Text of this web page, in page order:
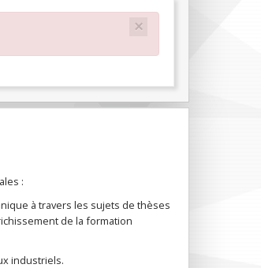
×
:
à travers les sujets de thèses
de la formation
industriels.